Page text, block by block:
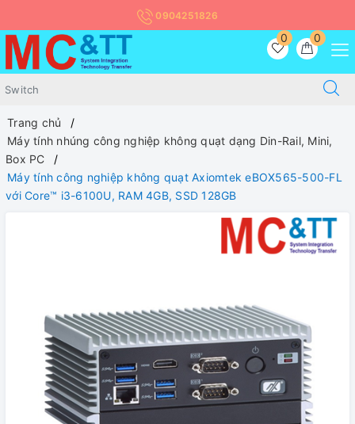
0904251826
0
0
Trang chủ
Máy tính nhúng công nghiệp không quạt dạng Din-Rail, Mini,
Box PC
Máy tính công nghiệp không quạt Axiomtek eBOX565-500-FL
với Core™ i3-6100U, RAM 4GB, SSD 128GB